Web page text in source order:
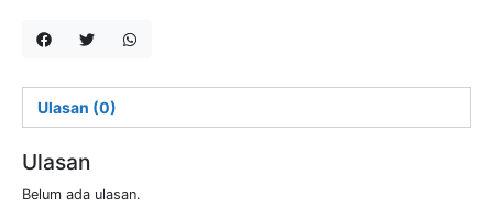
Ulasan (0)
Ulasan
Belum ada ulasan.